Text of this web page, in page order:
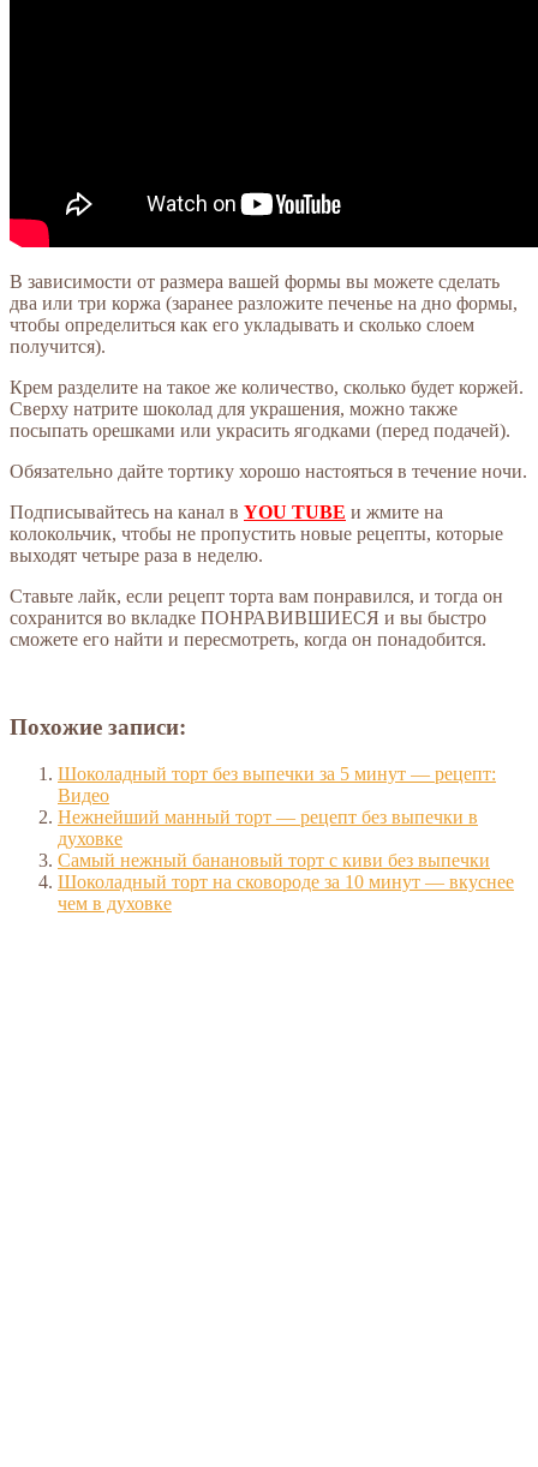
В зависимости от размера вашей формы вы можете сделать
два или три коржа (заранее разложите печенье на дно формы,
чтобы определиться как его укладывать и сколько слоем
получится).
Крем разделите на такое же количество, сколько будет коржей.
Сверху натрите шоколад для украшения, можно также
посыпать орешками или украсить ягодками (перед подачей).
Обязательно дайте тортику хорошо настояться в течение ночи.
Подписывайтесь на канал в YOU TUBE и жмите на
колокольчик, чтобы не пропустить новые рецепты, которые
выходят четыре раза в неделю.
Ставьте лайк, если рецепт торта вам понравился, и тогда он
сохранится во вкладке ПОНРАВИВШИЕСЯ и вы быстро
сможете его найти и пересмотреть, когда он понадобится.
Похожие записи:
Шоколадный торт без выпечки за 5 минут — рецепт:
Видео
Нежнейший манный торт — рецепт без выпечки в
духовке
Самый нежный банановый торт с киви без выпечки
Шоколадный торт на сковороде за 10 минут — вкуснее
чем в духовке